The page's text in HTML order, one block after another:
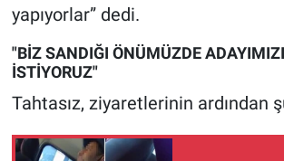
yapıyorlar” dedi.
"BİZ SANDIĞI ÖNÜMÜZDE
İSTİYORUZ"
Tahtasız, ziyaretlerinin ardından